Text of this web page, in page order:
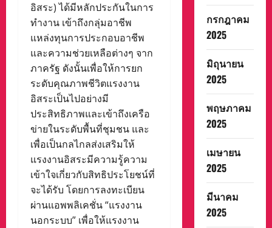
อิสระ) ได้มีหลักประกันในการ
ทำงาน เข้าถึงกลุ่มอาชีพ
แหล่งทุนการประกอบอาชีพ
และความช่วยเหลือต่างๆ จาก
ภาครัฐ ดังนั้นเพื่อให้การยก
ระดับคุณภาพชีวิตแรงงาน
อิสระเป็นไปอย่างมี
ประสิทธิภาพและเข้าถึงเครือ
ข่ายในระดับพื้นที่ชุมชน และ
เพื่อเป็นกลไกลส่งเสริมให้
แรงงานอิสระมีความรู้ความ
เข้าใจเกี่ยวกับสิทธิประโยชน์ที่
จะได้รับ โดยการลงทะเบียน
ผ่านแอพพลิเคชั่น “แรงงาน
นอกระบบ” เพื่อให้แรงงาน
กรกฎาคม
2025
มิถุนายน
2025
พฤษภาคม
2025
เมษายน
2025
มีนาคม
2025